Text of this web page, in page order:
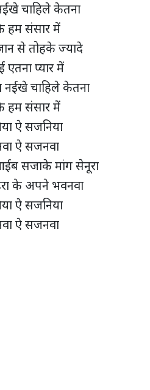
चाहिले केतना
हम संसार में
से तोहके ज्यादे
एतना प्यार में
नईखे चाहिले केतना
हम संसार में
ऐ सजनिया
ऐ सजनवा
सजाके मांग सेनूरा
के अपने भवनवा
ऐ सजनिया
ऐ सजनवा